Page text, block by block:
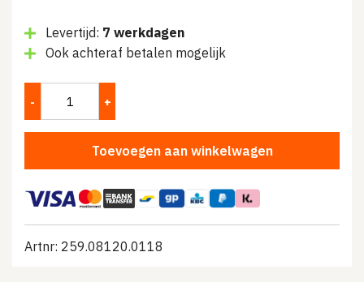
Levertijd: 7 werkdagen
Ook achteraf betalen mogelijk
Toevoegen aan winkelwagen
Artnr: 259.08120.0118